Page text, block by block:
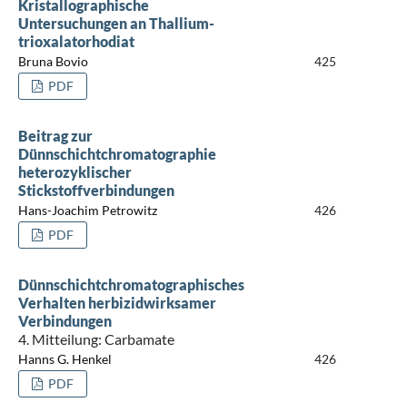
Kristallographische
Untersuchungen an Thallium-
trioxalatorhodiat
Bruna Bovio
425
PDF
Beitrag zur
Dünnschichtchromatographie
heterozyklischer
Stickstoffverbindungen
Hans-Joachim Petrowitz
426
PDF
Dünnschichtchromatographisches
Verhalten herbizidwirksamer
Verbindungen
4. Mitteilung: Carbamate
Hanns G. Henkel
426
PDF